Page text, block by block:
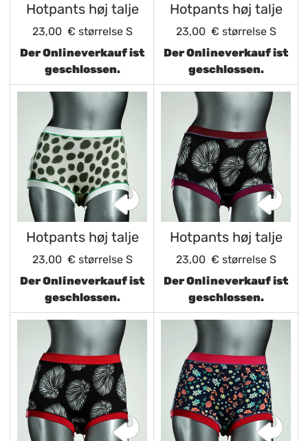
Hotpants høj talje
23,00 € størrelse S
Der Onlineverkauf ist
geschlossen.
Hotpants høj talje
23,00 € størrelse S
Der Onlineverkauf ist
geschlossen.
Hotpants høj talje
23,00 € størrelse S
Der Onlineverkauf ist
geschlossen.
Hotpants høj talje
23,00 € størrelse S
Der Onlineverkauf ist
geschlossen.